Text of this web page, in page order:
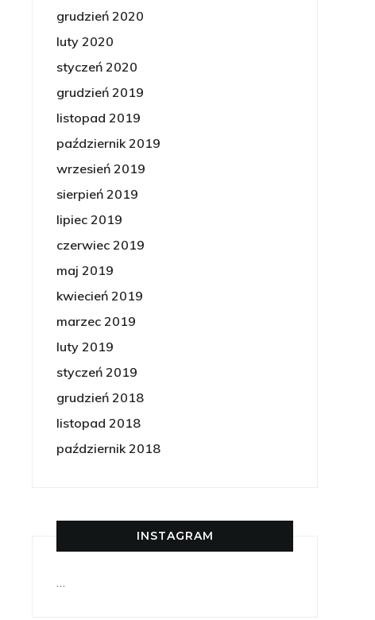
grudzień 2020
luty 2020
styczeń 2020
grudzień 2019
listopad 2019
październik 2019
wrzesień 2019
sierpień 2019
lipiec 2019
czerwiec 2019
maj 2019
kwiecień 2019
marzec 2019
luty 2019
styczeń 2019
grudzień 2018
listopad 2018
październik 2018
INSTAGRAM
…